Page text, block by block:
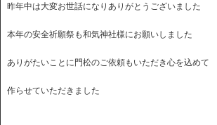
昨年中は大変お世話になりありがとうございました
本年の安全祈願祭も和気神社様にお願いしました
ありがたいことに門松のご依頼もいただき心を込めて
作らせていただきました